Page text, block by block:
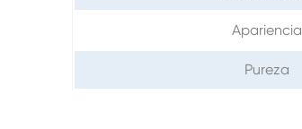
Apariencia
Pureza